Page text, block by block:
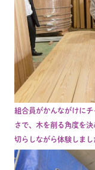
組合員がかんながけに
さで、木を削る角度を
切らしながら体験しまし